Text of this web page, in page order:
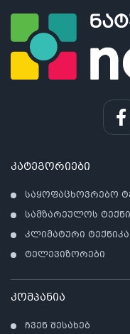
კატეგორიები
საყოფაცხოვრებო
სამზარეულოს
კლიმატური ტექნიკა
ტელევიზორები
კომპანია
ჩვენ შესახებ